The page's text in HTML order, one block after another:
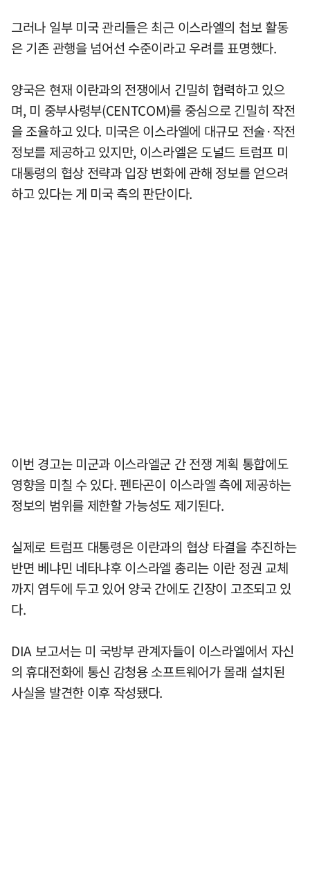
그러나 일부 미국 관리들은 최근 이스라엘의 첩보 활동
은 기존 관행을 넘어선 수준이라고 우려를 표명했다.
양국은 현재 이란과의 전쟁에서 긴밀히 협력하고 있으
며, 미 중부사령부(CENTCOM)를 중심으로 긴밀히 작전
을 조율하고 있다. 미국은 이스라엘에 대규모 전술·작전
정보를 제공하고 있지만, 이스라엘은 도널드 트럼프 미
대통령의 협상 전략과 입장 변화에 관해 정보를 얻으려
하고 있다는 게 미국 측의 판단이다.
이번 경고는 미군과 이스라엘군 간 전쟁 계획 통합에도
영향을 미칠 수 있다. 펜타곤이 이스라엘 측에 제공하는
정보의 범위를 제한할 가능성도 제기된다.
실제로 트럼프 대통령은 이란과의 협상 타결을 추진하는
반면 베냐민 네타냐후 이스라엘 총리는 이란 정권 교체
까지 염두에 두고 있어 양국 간에도 긴장이 고조되고 있
다.
DIA 보고서는 미 국방부 관계자들이 이스라엘에서 자신
의 휴대전화에 통신 감청용 소프트웨어가 몰래 설치된
사실을 발견한 이후 작성됐다.